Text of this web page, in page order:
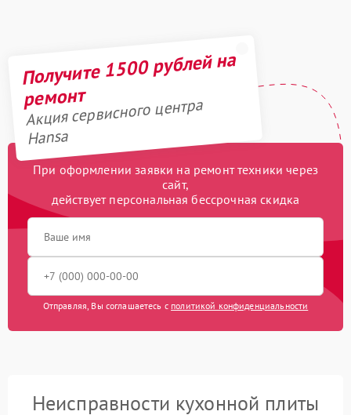
Получите 1500 рублей на
ремонт
Акция сервисного центра
Hansa
При оформлении заявки на ремонт техники через
сайт,
действует персональная бессрочная скидка
Отправляя, Вы соглашаетесь с политикой конфиденциальности
Неисправности кухонной плиты